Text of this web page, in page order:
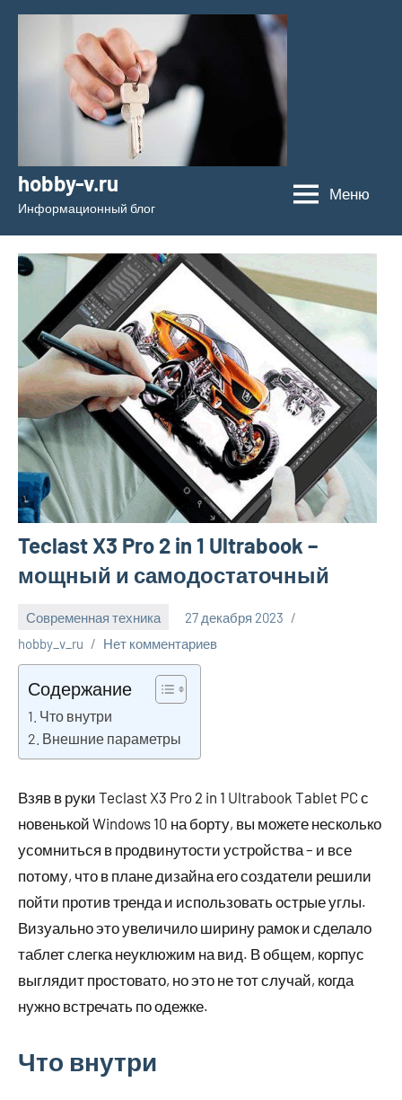
Перейти
содержимому
hobby-v.ru
Информационный блог
Меню
Teclast X3 Pro 2 in 1 Ultrabook –
мощный и самодостаточный
Современная техника
27 декабря 2023
hobby_v_ru
Нет комментариев
Содержание
Что внутри
Внешние параметры
Взяв в руки Teclast X3 Pro 2 in 1 Ultrabook Tablet PC с
новенькой Windows 10 на борту, вы можете несколько
усомниться в продвинутости устройства – и все
потому, что в плане дизайна его создатели решили
пойти против тренда и использовать острые углы.
Визуально это увеличило ширину рамок и сделало
таблет слегка неуклюжим на вид. В общем, корпус
выглядит простовато, но это не тот случай, когда
нужно встречать по одежке.
Что внутри